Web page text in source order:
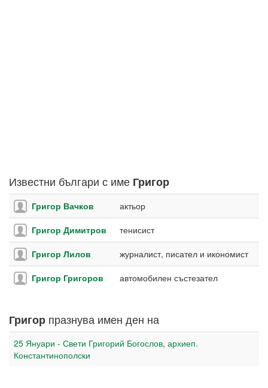
Известни българи с име Григор
Григор Вачков
актьор
Григор Димитров
тенисист
Григор Лилов
журналист, писател и икономист
Григор Григоров
автомобилен състезател
Григор празнува имен ден на
25 Януари - Свети Григорий Богослов, архиеп.
Константинополски